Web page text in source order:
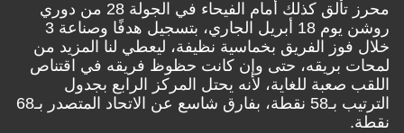
محرز تألق كذلك أمام الفيحاء في الجولة 28 من دوري
روشن يوم 18 أبريل الجاري، بتسجيل هدفًا وصناعة 3
خلال فوز الفريق بخماسية نظيفة، ليعطي لنا المزيد من
لمحات بريقه، حتى وإن كانت حظوظ فريقه في اقتناص
اللقب صعبة للغاية، لأنه يحتل المركز الرابع بجدول
الترتيب بـ58 نقطة، بفارق شاسع عن الاتحاد المتصدر بـ68
نقطة.